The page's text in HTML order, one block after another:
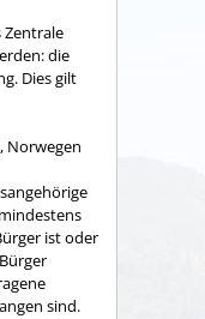
Zentrale
die
Dies gilt
Norwegen
ist oder
sind.